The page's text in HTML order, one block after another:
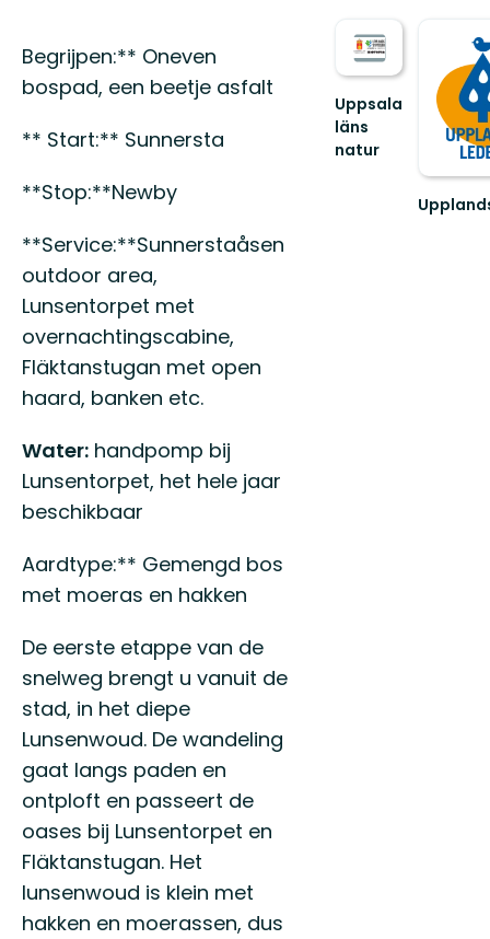
Omschrijving
Begrijpen:** Oneven
bospad, een beetje asfalt
** Start:** Sunnersta
**Stop:**Newby
**Service:**Sunnerstaåsen
outdoor area,
Lunsentorpet met
overnachtingscabine,
Fläktanstugan met open
haard, banken etc.
Water: handpomp bij
Lunsentorpet, het hele jaar
beschikbaar
Aardtype:** Gemengd bos
met moeras en hakken
De eerste etappe van de
snelweg brengt u vanuit de
stad, in het diepe
Lunsenwoud. De wandeling
gaat langs paden en
ontploft en passeert de
oases bij Lunsentorpet en
Fläktanstugan. Het
lunsenwoud is klein met
hakken en moerassen, dus
Uppsala
läns
natur
Välkommen